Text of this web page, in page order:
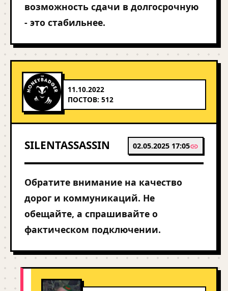
возможность сдачи в долгосрочную
- это стабильнее.
11.10.2022
ПОСТОВ: 512
SILENTASSASSIN 02.05.2025 17:05
Обратите внимание на качество
дорог и коммуникаций. Не
обещайте, а спрашивайте о
фактическом подключении.